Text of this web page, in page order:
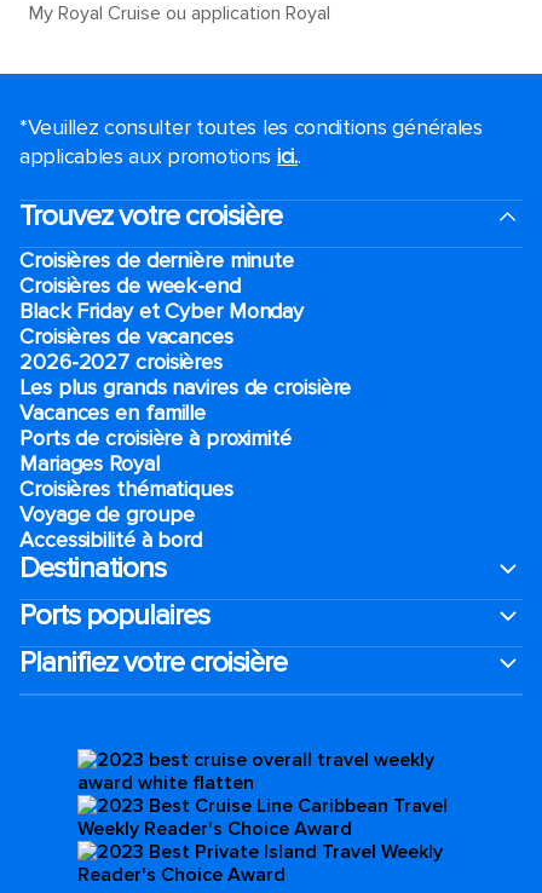
My Royal Cruise ou application Royal
*Veuillez consulter toutes les conditions générales
applicables aux promotions ici..
Trouvez votre croisière
Croisières de dernière minute
Croisières de week-end
Black Friday et Cyber Monday
Croisières de vacances
2026-2027 croisières
Les plus grands navires de croisière
Vacances en famille
Ports de croisière à proximité
Mariages Royal
Croisières thématiques
Voyage de groupe​
Accessibilité à bord​
Destinations
Ports populaires
Planifiez votre croisière